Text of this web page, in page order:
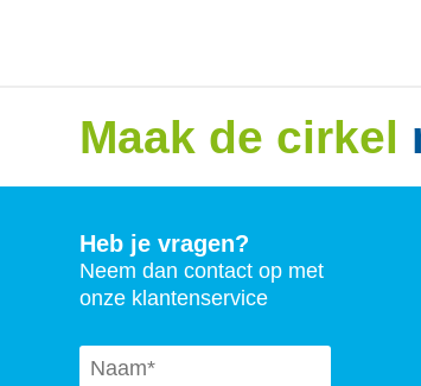
Maak de cirkel
Heb je vragen?
Neem dan contact op met
onze klantenservice
Naam *